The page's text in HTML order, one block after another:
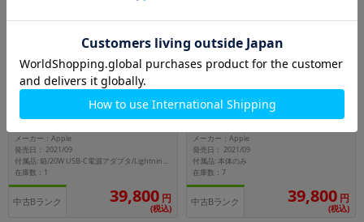
64GB
【第9世代】 iPad2021 Wi-Fi 64GB
スペースグレイ MK2K3J/A A2602
メーカー：Apple
発売日： 2021/09
付属品: 箱/20W USB-C電源アダプタ/Lightning - USB-Cケーブル/マニュアル
在庫数：1
中古Bランク 39,800 円
(税込)
【第9世代】 iPad2021 Wi-Fi 64GB
シルバー MK2L3J/A A2602
メーカー：Apple
発売日： 2021/09
付属品: 本体のみ
在庫数：7
中古Bランク 39,800 円
(税込)